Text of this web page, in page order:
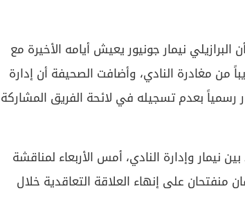
نيمار جونيور يعيش أيامه الأخيرة مع
من مغادرة النادي، وأضافت الصحيفة أن إدارة
رسمياً بعدم تسجيله في لائحة الفريق المشاركة
نيمار وإدارة النادي، أمس الأربعاء لمناقشة
منفتحان على إنهاء العلاقة التعاقدية خلال